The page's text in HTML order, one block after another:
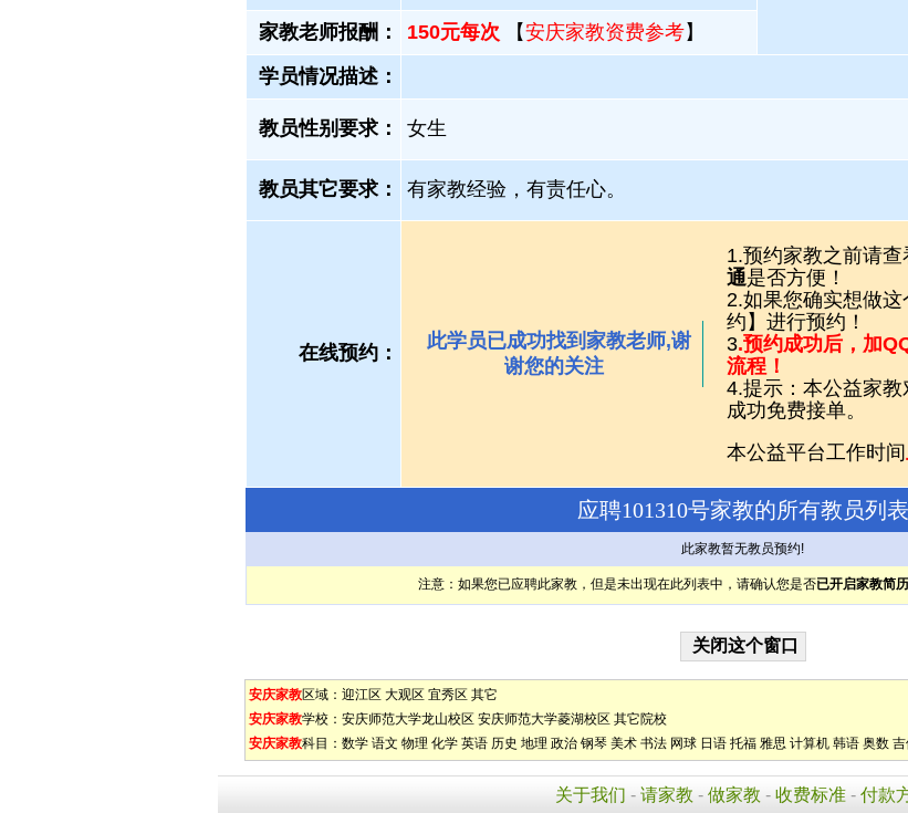
家教老师报酬：
150元每次 【安庆家教资费参考】
学员情况描述：
教员性别要求： 女生
教员其它要求： 有家教经验，有责任心。
在线预约：
此学员已成功找到家教老师,谢
谢您的关注
1.预约家教之前请
通是否方便！
2.如果您确实想做
约】进行预约！
3.预约成功后，加
流程！
4.提示：本公益家
成功免费接单。
本公益平台工作时间
应聘101310号家教的所有教员列表
此家教暂无教员预约!
注意：如果您已应聘此家教，但是未出现在此列表中，请确认您是否已开启家教简历
安庆家教区域： 迎江区 大观区 宜秀区 其它
安庆家教学校： 安庆师范大学龙山校区 安庆师范大学菱湖校区 其它院校
安庆家教科目： 数学 语文 物理 化学 英语 历史 地理 政治 钢琴 美术 书法 网球 日语 托福 雅思 计算机 韩语 奥数
关于我们 - 请家教 - 做家教 - 收费标准 - 付款